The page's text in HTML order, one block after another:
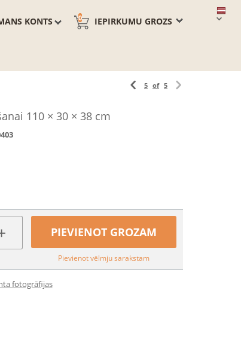
IEPIRKUMU GROZS
0
KONTS
5 of 5
110 × 30 × 38 cm
PIEVIENOT GROZAM
Pievienot vēlmju sarakstam
fotogrāfijas